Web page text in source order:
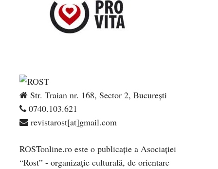
Str. Traian nr. 168, Sector 2, București
0740.103.621
revistarost[at]gmail.com
ROSTonline.ro este o publicaţie a Asociaţiei
“Rost” - organizaţie culturală, de orientare